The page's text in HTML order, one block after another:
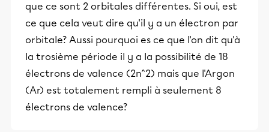
que ce sont 2 orbitales différentes. Si oui, est
ce que cela veut dire qu'il y a un électron par
orbitale? Aussi pourquoi es ce que l'on dit qu'à
la trosième période il y a la possibilité de 18
électrons de valence (2n^2) mais que l'Argon
(Ar) est totalement rempli à seulement 8
électrons de valence?